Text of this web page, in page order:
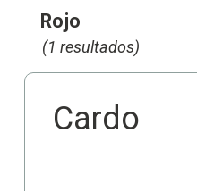
Rojo
(1 resultados)
Cardo